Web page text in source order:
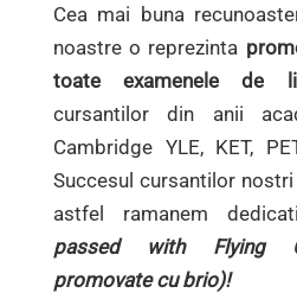
Cea mai buna
noastre o reprezinta
toate examenele de
cursantilor din anii
Cambridge YLE, KET,
Succesul cursantilor
astfel ramanem
passed with Flying
promovate cu brio)!